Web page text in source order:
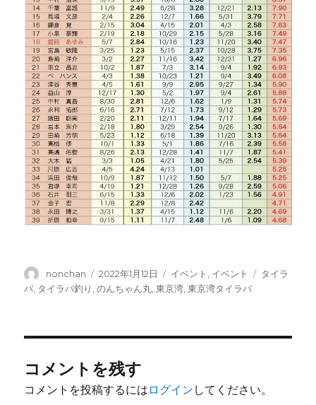
投
稿
nonchan
投
稿
2022年1月12日
カ
テ
イベント イベント
タ
タイラ
バ タイラバ釣り ,のんちゃん丸 ,東京湾 ,東京湾タイラバ
コメントを残す
コメントを投稿するには ログイン してください。